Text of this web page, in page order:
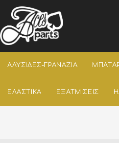
ΑΛΥΣΙΔΕΣ-ΓΡΑΝΑΖΙΑ
ΕΛΑΣΤΙΚΑ ΕΞΑΤΜΙΣΕΙΣ